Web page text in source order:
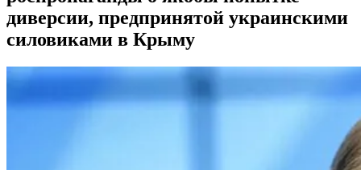
диверсии, предпринятой украинскими
силовиками в Крыму